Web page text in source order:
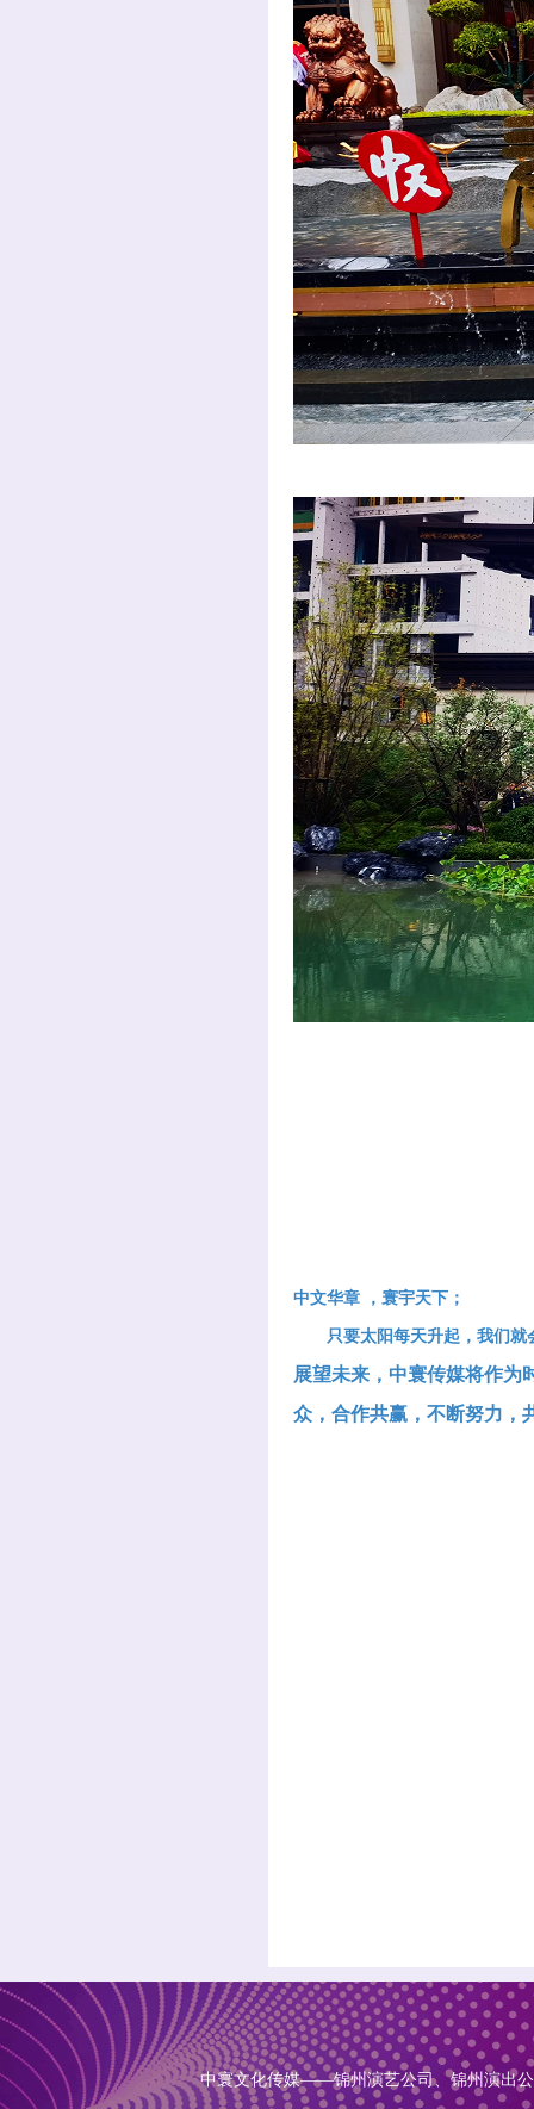
中文华章 ，寰宇天下；
只要太阳每天升起，我们就
展望未来，中寰传媒将作为
众，合作共赢，不断努力，
中寰文化传媒——锦州演艺公司、锦州演出